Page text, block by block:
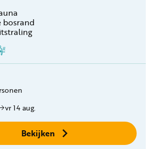
bosrandToeristenbelasting
pakket per persoon (2
Gratis annuleren
binnen 24 uur
Geen boekingskosten
vr 14 aug.
Bekijken